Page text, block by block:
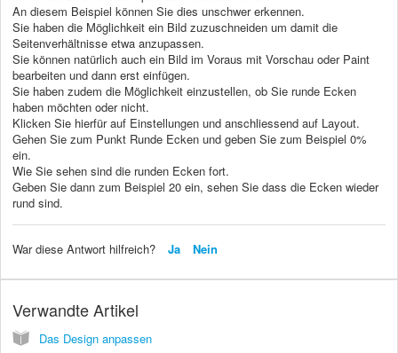
An diesem Beispiel können Sie dies unschwer erkennen.
Sie haben die Möglichkeit ein Bild zuzuschneiden um damit die
Seitenverhältnisse etwa anzupassen.
Sie können natürlich auch ein Bild im Voraus mit Vorschau oder Paint
bearbeiten und dann erst einfügen.
Sie haben zudem die Möglichkeit einzustellen, ob Sie runde Ecken
haben möchten oder nicht.
Klicken Sie hierfür auf Einstellungen und anschliessend auf Layout.
Gehen Sie zum Punkt Runde Ecken und geben Sie zum Beispiel 0%
ein.
Wie Sie sehen sind die runden Ecken fort.
Geben Sie dann zum Beispiel 20 ein, sehen Sie dass die Ecken wieder
rund sind.
War diese Antwort hilfreich? Ja Nein
Verwandte Artikel
Das Design anpassen